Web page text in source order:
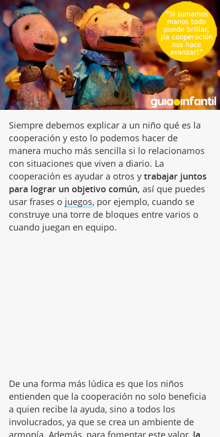
Siempre debemos explicar a un niño qué es la
cooperación y esto lo podemos hacer de
manera mucho más sencilla si lo relacionamos
con situaciones que viven a diario. La
cooperación es ayudar a otros y trabajar juntos
para lograr un objetivo común, así que puedes
usar frases o juegos, por ejemplo, cuando se
construye una torre de bloques entre varios o
cuando juegan en equipo.
De una forma más lúdica es que los niños
entienden que la cooperación no solo beneficia
a quien recibe la ayuda, sino a todos los
involucrados, ya que se crea un ambiente de
armonía. Además, para fomentar este valor, la